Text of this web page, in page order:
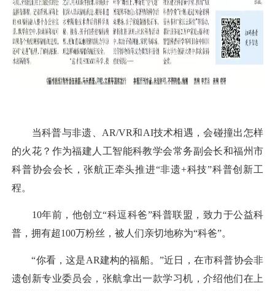
当科普与非遗、AR/VR和AI技术相遇，会碰撞出怎样
的火花？作为福建人工智能科教学会常务副会长和福州市
科普协会会长，张航正牵头推进“非遗+科技”科普创新工
程。
10年前，他创立“科逗科爸”科普联盟，致力于公益科
普，拥有超100万粉丝，被人们亲切地称为“科爸”。
“你看，这是AR建构的福船。”近日，在市科普协会非
遗创新专业委员会，张航拿出一款学习机，介绍他们在上